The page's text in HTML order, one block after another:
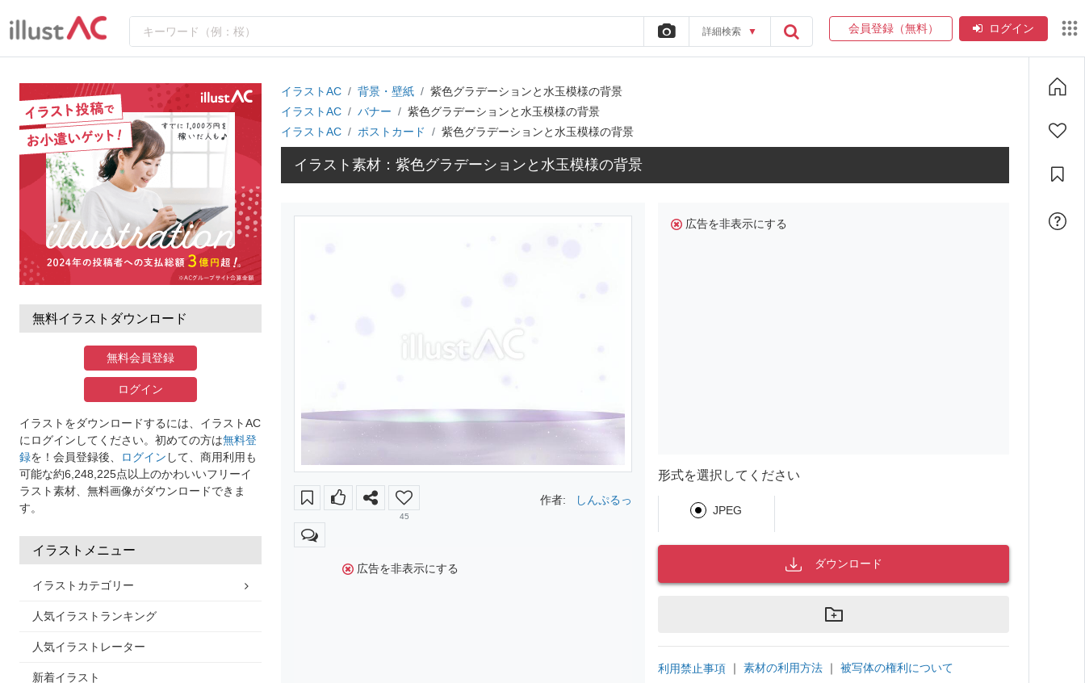
詳細検索 ▼ 会員登録（無料） ログイン
無料イラストダウンロード
無料会員登録
ログイン
イラストをダウンロードするには、イラストAC
にログインしてください。初めての方は無料登
録を！会員登録後、 ログイン して、商用利用も
可能な約6,248,225点以上のかわいいフリーイ
ラスト素材、無料画像がダウンロードできま
す。
イラストメニュー
イラストカテゴリー
人気イラストランキング
人気イラストレーター
新着イラスト
イラストAC 背景・壁紙
紫色グラデーションと水玉模様の背景
イラストAC
バナー
紫色グラデーションと水玉模様の背景
イラストAC
ポストカード 紫色グラデーションと水玉模様の背景
イラスト素材：紫色グラデーションと水玉模様の背景
45
作者: しんぷるっ
広告を非表示にする
広告を非表示にする
形式を選択してください
JPEG
ダウンロード
利用禁止事項 ｜ 素材の利用方法 ｜ 被写体の権利について